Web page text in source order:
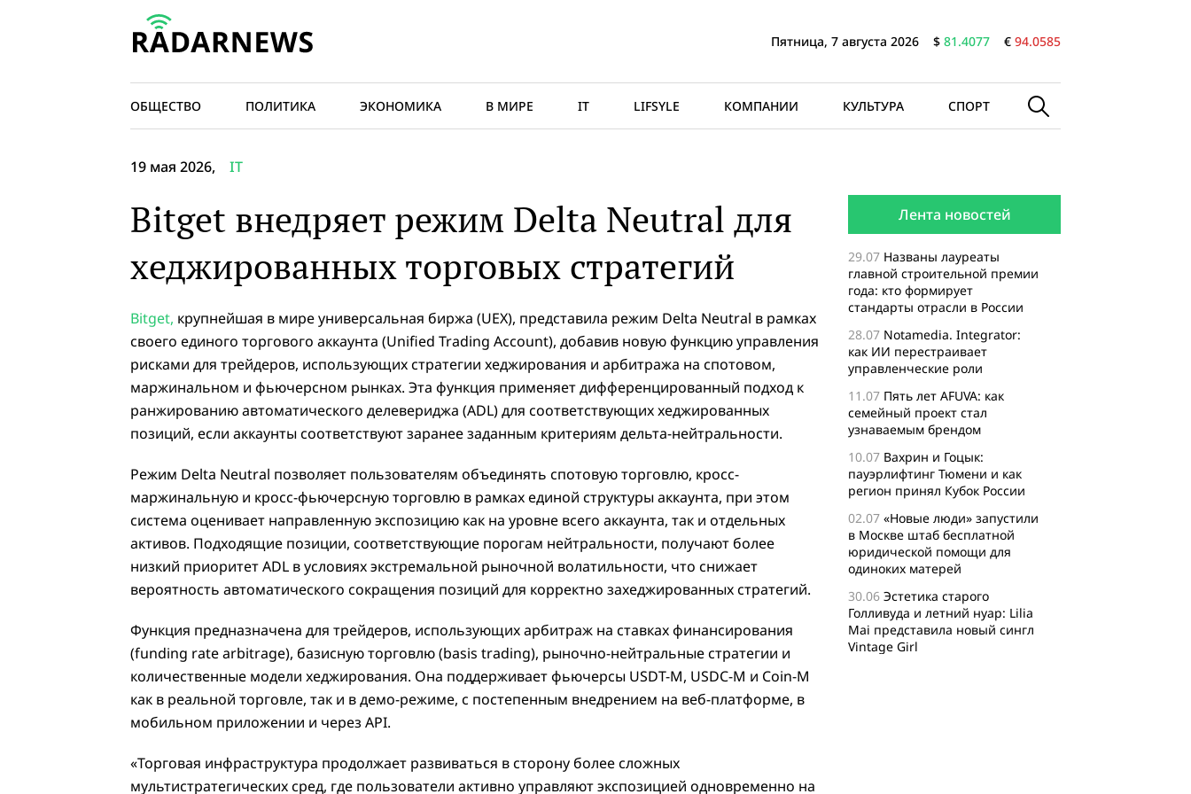
Пятница, 7 августа 2026 $ 81.4077 € 94.0585
ОБЩЕСТВО ПОЛИТИКА ЭКОНОМИКА В МИРЕ IT LIFSYLE КОМПАНИИ КУЛЬТУРА СПОРТ
19 мая 2026, IT
Bitget внедряет режим Delta Neutral для
хеджированных торговых стратегий
Bitget, крупнейшая в мире универсальная биржа (UEX), представила режим Delta Neutral в рамках
своего единого торгового аккаунта (Unified Trading Account), добавив новую функцию управления
рисками для трейдеров, использующих стратегии хеджирования и арбитража на спотовом,
маржинальном и фьючерсном рынках. Эта функция применяет дифференцированный подход к
ранжированию автоматического делевериджа (ADL) для соответствующих хеджированных
позиций, если аккаунты соответствуют заранее заданным критериям дельта-нейтральности.
Режим Delta Neutral позволяет пользователям объединять спотовую торговлю, кросс-
маржинальную и кросс-фьючерсную торговлю в рамках единой структуры аккаунта, при этом
система оценивает направленную экспозицию как на уровне всего аккаунта, так и отдельных
активов. Подходящие позиции, соответствующие порогам нейтральности, получают более
низкий приоритет ADL в условиях экстремальной рыночной волатильности, что снижает
вероятность автоматического сокращения позиций для корректно захеджированных стратегий.
Функция предназначена для трейдеров, использующих арбитраж на ставках финансирования
(funding rate arbitrage), базисную торговлю (basis trading), рыночно-нейтральные стратегии и
количественные модели хеджирования. Она поддерживает фьючерсы USDT-M, USDC-M и Coin-M
как в реальной торговле, так и в демо-режиме, с постепенным внедрением на веб-платформе, в
мобильном приложении и через API.
«Торговая инфраструктура продолжает развиваться в сторону более сложных
мультистратегических сред, где пользователи активно управляют экспозицией одновременно на
Лента новостей
29.07 Названы лауреаты
главной строительной премии
года: кто формирует
стандарты отрасли в России
28.07 Notamedia. Integrator:
как ИИ перестраивает
управленческие роли
11.07 Пять лет AFUVA: как
семейный проект стал
узнаваемым брендом
10.07 Вахрин и Гоцык:
пауэрлифтинг Тюмени и как
регион принял Кубок России
02.07 «Новые люди» запустили
в Москве штаб бесплатной
юридической помощи для
одиноких матерей
30.06 Эстетика старого
Голливуда и летний нуар: Lilia
Mai представила новый сингл
Vintage Girl